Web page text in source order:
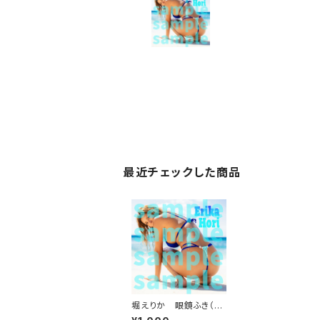
最近チェックした商品
堀えりか 眼鏡ふき（ブ
ルーT）